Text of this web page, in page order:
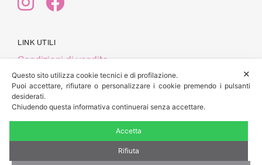
LINK UTILI
Condizioni di vendita
Pagamenti
Spedizioni e Resi
Privacy Policy
| Alessandra Belviso, via Francesco Crispi
n.15 cap 52100, Arezzo (AR) | P.IVA: 02434510513 | CF:
✕
Questo sito utilizza cookie tecnici e di profilazione.
Puoi accettare, rifiutare o personalizzare i cookie premendo i pulsanti
desiderati.
Chiudendo questa informativa continuerai senza accettare.
Accetta
Rifiuta